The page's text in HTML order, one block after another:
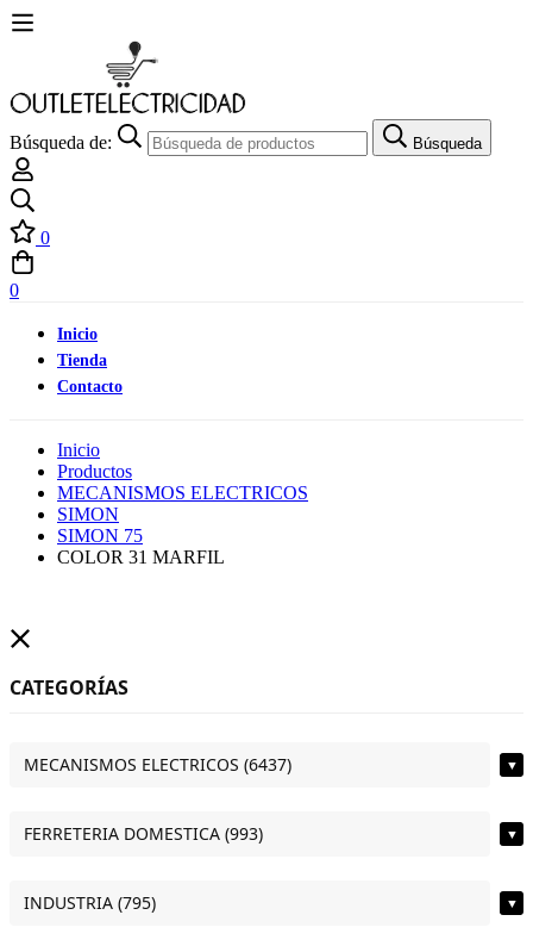
Búsqueda de: Búsqueda
0
0
Inicio
Tienda
Contacto
Inicio
Productos
MECANISMOS ELECTRICOS
SIMON
SIMON 75
COLOR 31 MARFIL
CATEGORÍAS
MECANISMOS ELECTRICOS (6437) ▼
FERRETERIA DOMESTICA (993) ▼
INDUSTRIA (795) ▼